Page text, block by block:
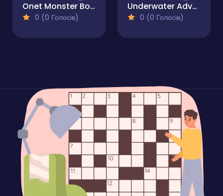
Onet Monster Book
0 (0 Голосів)
Underwater Adventures: Match 3
0 (0 Голосів)